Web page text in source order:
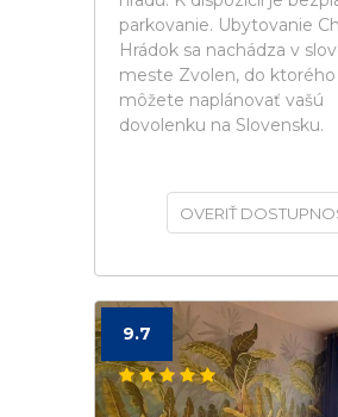
parkovanie. Ubytovanie
Hrádok sa nachádza v
meste Zvolen, do ktorého
môžete naplánovať vašú
dovolenku na Slovensku.
OVERIŤ
9.7